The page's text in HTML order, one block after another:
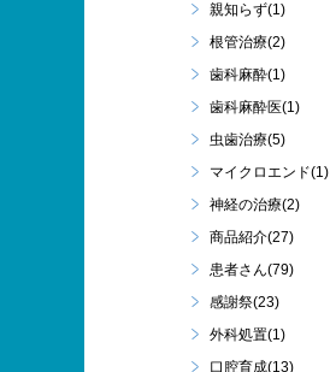
親知らず(1)
根管治療(2)
歯科麻酔(1)
歯科麻酔医(1)
虫歯治療(5)
マイクロエンド(1)
神経の治療(2)
商品紹介(27)
患者さん(79)
感謝祭(23)
外科処置(1)
口腔育成(13)